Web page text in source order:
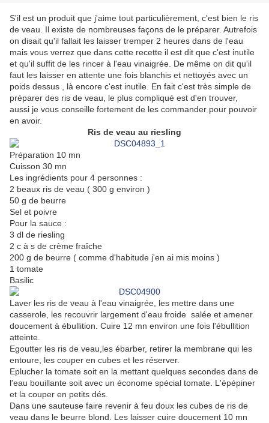
S'il est un produit que j'aime tout particulièrement, c'est bien le ris
de veau. Il existe de nombreuses façons de le préparer. Autrefois
on disait qu'il fallait les laisser tremper 2 heures dans de l'eau
mais vous verrez que dans cette recette il est dit que c'est inutile
et qu'il suffit de les rincer à l'eau vinaigrée. De même on dit qu'il
faut les laisser en attente une fois blanchis et nettoyés avec un
poids dessus , là encore c'est inutile. En fait c'est très simple de
préparer des ris de veau, le plus compliqué est d'en trouver,
aussi je vous conseille fortement de les commander pour pouvoir
en avoir.
Ris de veau au riesling
Préparation 10 mn
Cuisson 30 mn
Les ingrédients pour 4 personnes :
2 beaux ris de veau ( 300 g environ )
50 g de beurre
Sel et poivre
Pour la sauce :
3 dl de riesling
2 c à s de crème fraîche
200 g de beurre ( comme d'habitude j'en ai mis moins )
1 tomate
Basilic
Laver les ris de veau à l'eau vinaigrée, les mettre dans une
casserole, les recouvrir largement d'eau froide salée et amener
doucement à ébullition. Cuire 12 mn environ une fois l'ébullition
atteinte.
Egoutter les ris de veau,les ébarber, retirer la membrane qui les
entoure, les couper en cubes et les réserver.
Eplucher la tomate soit en la mettant quelques secondes dans de
l'eau bouillante soit avec un économe spécial tomate. L'épépiner
et la couper en petits dés.
Dans une sauteuse faire revenir à feu doux les cubes de ris de
veau dans le beurre blond. Les laisser cuire doucement 10 mn